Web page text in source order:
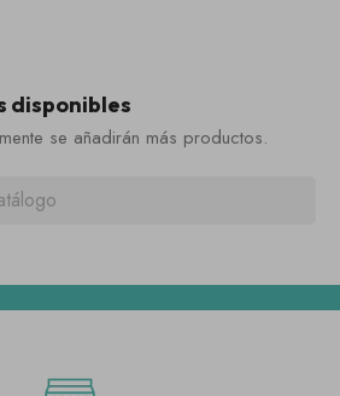
disponibles
se añadirán más productos.